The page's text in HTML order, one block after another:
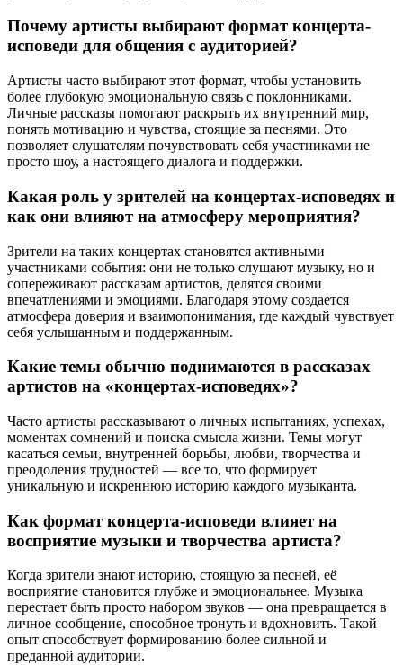
Почему артисты выбирают формат концерта-
исповеди для общения с аудиторией?
Артисты часто выбирают этот формат, чтобы установить
более глубокую эмоциональную связь с поклонниками.
Личные рассказы помогают раскрыть их внутренний мир,
понять мотивацию и чувства, стоящие за песнями. Это
позволяет слушателям почувствовать себя участниками не
просто шоу, а настоящего диалога и поддержки.
Какая роль у зрителей на концертах-исповедях и
как они влияют на атмосферу мероприятия?
Зрители на таких концертах становятся активными
участниками события: они не только слушают музыку, но и
сопереживают рассказам артистов, делятся своими
впечатлениями и эмоциями. Благодаря этому создается
атмосфера доверия и взаимопонимания, где каждый чувствует
себя услышанным и поддержанным.
Какие темы обычно поднимаются в рассказах
артистов на «концертах-исповедях»?
Часто артисты рассказывают о личных испытаниях, успехах,
моментах сомнений и поиска смысла жизни. Темы могут
касаться семьи, внутренней борьбы, любви, творчества и
преодоления трудностей — все то, что формирует
уникальную и искреннюю историю каждого музыканта.
Как формат концерта-исповеди влияет на
восприятие музыки и творчества артиста?
Когда зрители знают историю, стоящую за песней, её
восприятие становится глубже и эмоциональнее. Музыка
перестает быть просто набором звуков — она превращается в
личное сообщение, способное тронуть и вдохновить. Такой
опыт способствует формированию более сильной и
преданной аудитории.